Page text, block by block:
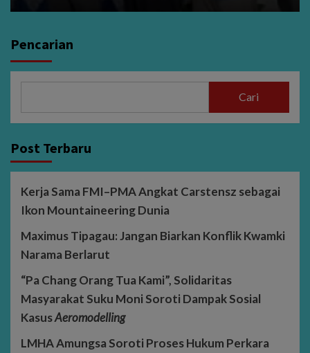
Pencarian
Cari
Post Terbaru
Kerja Sama FMI–PMA Angkat Carstensz sebagai
Ikon Mountaineering Dunia
Maximus Tipagau: Jangan Biarkan Konflik Kwamki
Narama Berlarut
“Pa Chang Orang Tua Kami”, Solidaritas
Masyarakat Suku Moni Soroti Dampak Sosial
KasusAeromodelling
LMHA Amungsa Soroti Proses Hukum Perkara